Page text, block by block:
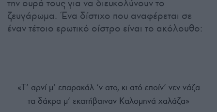
την ουρά τους για να διευκολύνουν το
ζευγάρωμα. Ένα δίστιχο που αναφέρεται σε
έναν τέτοιο ερωτικό οίστρο είναι το ακόλουθο:
«Τ’ αρνί μ’ επαρακάλ ‘ν ατο, κι ατό εποίν’ νεν νάζα
τα δάκρα μ’ εκατήβαιναν Καλομηνά χαλάζα»